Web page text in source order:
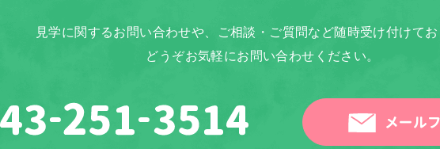
見学に関するお問い合わせや、ご相談・ご質問など随時受け付けて
どうぞお気軽にお問い合わせください。
メール